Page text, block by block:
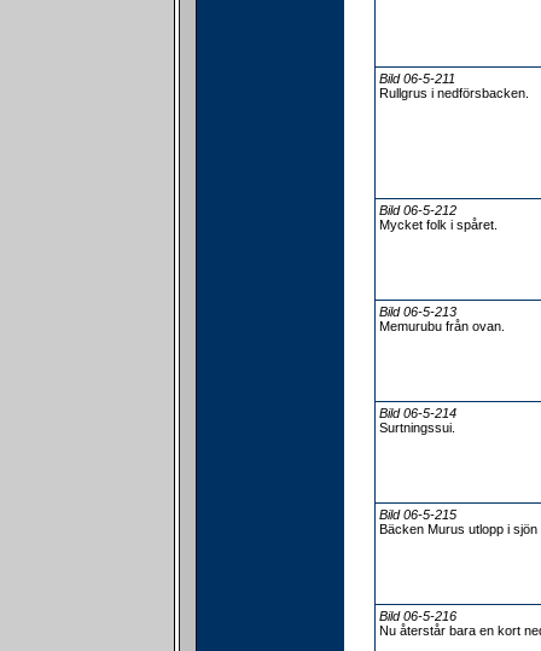
Bild 06-5-211
Rullgrus i nedförsbacken.
Bild 06-5-212
Mycket folk i spåret.
Bild 06-5-213
Memurubu från ovan.
Bild 06-5-214
Surtningssui.
Bild 06-5-215
Bäcken Murus utlopp i sjön
Bild 06-5-216
Nu återstår bara en kort